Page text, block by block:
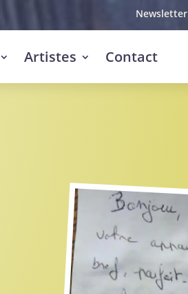
Newsletter
Artistes Contact